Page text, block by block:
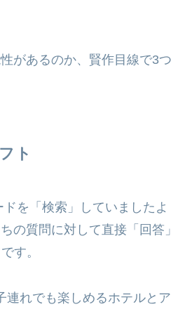
があるのか、賢作目線で3つ
ト
を「検索」していましたよ
の質問に対して直接「回答」
す。
連れでも楽しめるホテルとア